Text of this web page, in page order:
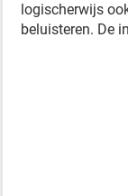
logischerwijs
beluisteren. De